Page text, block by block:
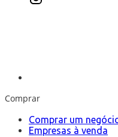
Comprar
Comprar um
Empresas à venda